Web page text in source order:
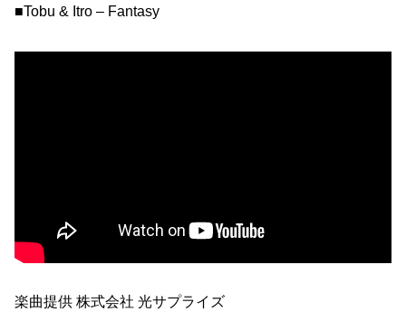
■Tobu & Itro – Fantasy
楽曲提供 株式会社 光サプライズ